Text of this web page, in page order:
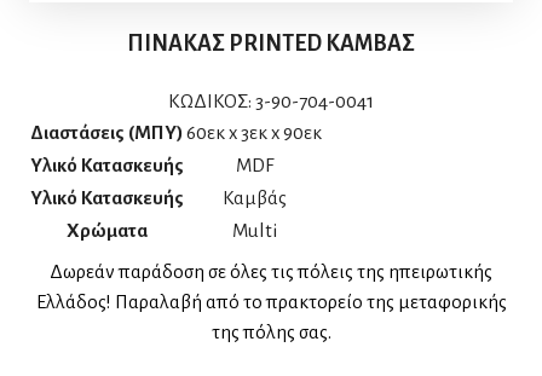
ΠΙΝΑΚΑΣ PRINTED ΚΑΜΒΑΣ
ΚΩΔΙΚΟΣ: 3-90-704-0041
Διαστάσεις (ΜΠΥ) 60εκ x 3εκ x 90εκ
Υλικό Κατασκευής
MDF
Υλικό Κατασκευής
Καμβάς
Χρώματα
Multi
Δωρεάν παράδοση σε όλες τις πόλεις της ηπειρωτικής
Ελλάδος! Παραλαβή από το πρακτορείο της μεταφορικής
της πόλης σας.